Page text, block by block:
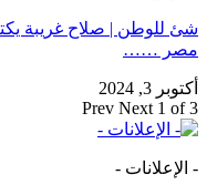
شئ للوطن | صلاح غريبة
مصر ……
أكتوبر 3, 2024
Prev Next 1 of 3
- الإعلانات -